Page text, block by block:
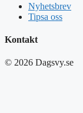
Nyhetsbrev
Tipsa oss
Kontakt
© 2026 Dagsvy.se